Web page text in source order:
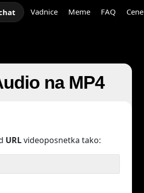
Vadnice Meme FAQ Cene
na MP4
URLvideoposnetka tako: